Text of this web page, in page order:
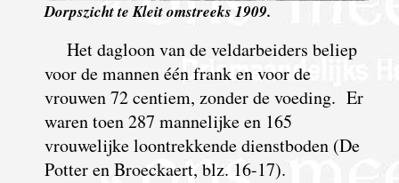
Dorpszicht te Kleit omstreeks 1909.
Het dagloon van de veldarbeiders beliep
voor de mannen één frank en voor de
vrouwen 72 centiem, zonder de voeding. Er
waren toen 287 mannelijke en 165
vrouwelijke loontrekkende dienstboden (De
Potter en Broeckaert, blz. 16-17).